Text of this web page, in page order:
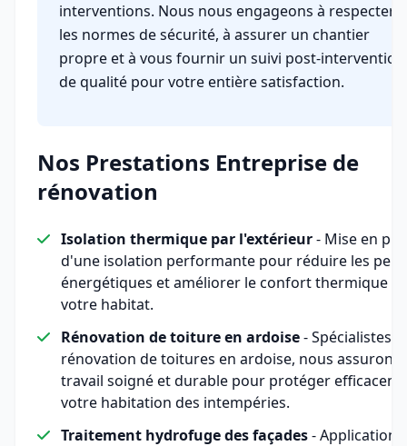
interventions. Nous nous engageons à respecter
les normes de sécurité, à assurer un chantier
propre et à vous fournir un suivi post-intervention
de qualité pour votre entière satisfaction.
Nos Prestations Entreprise de
rénovation
Isolation thermique par l'extérieur- Mise en
d'une isolation performante pour réduire les
énergétiques et améliorer le confort thermique
votre habitat.
Rénovation de toiture en ardoise- Spécialistes
rénovation de toitures en ardoise, nous assurons
travail soigné et durable pour protéger
votre habitation des intempéries.
Traitement hydrofuge des façades- Application